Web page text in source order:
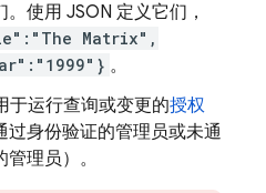
使用 JSON 定义它们，
Matrix",
。
于运行查询或变更的授权
过身份验证的管理员或未通
理员）。